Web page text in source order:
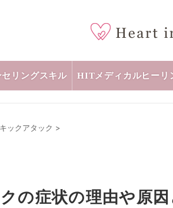
セリングスキル HITメディカルヒーリ
ックアタック >
の症状の理由や原